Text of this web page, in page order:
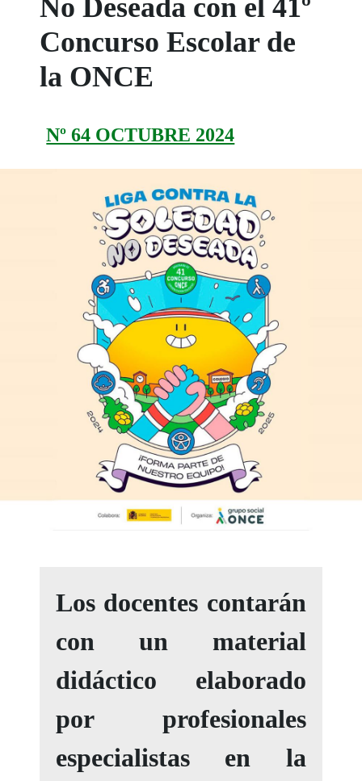
No Deseada con el 41º
Concurso Escolar de
la ONCE
Nº 64 OCTUBRE 2024
Los docentes contarán
con un material
didáctico elaborado
por profesionales
especialistas en la